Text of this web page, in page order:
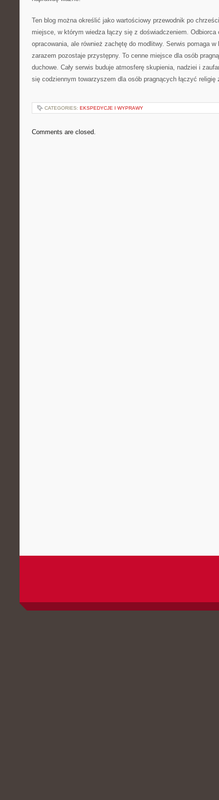
Ten blog można określić jako wartościowy przewodnik po
miejsce, w którym wiedza łączy się z doświadczeniem.
opracowania, ale również zachętę do modlitwy. Serwis pomaga w
zarazem pozostaje przystępny. To cenne miejsce dla osób
duchowe. Cały serwis buduje atmosferę skupienia, nadziei i
się codziennym towarzyszem dla osób pragnących łączyć
CATEGORIES: EKSPEDYCJE I WYPRAWY
Comments are closed.